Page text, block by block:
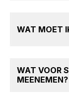
WAT MOET
WAT VOOR
MEENEMEN?